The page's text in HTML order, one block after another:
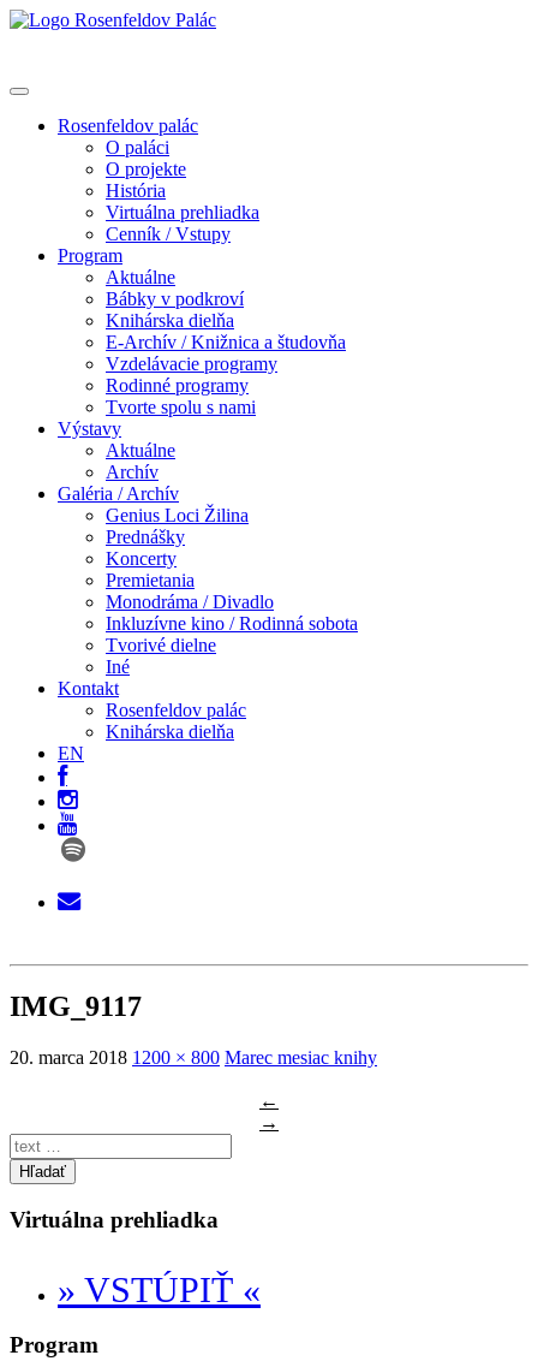
Rosenfeldov palác
O paláci
O projekte
História
Virtuálna prehliadka
Cenník / Vstupy
Program
Aktuálne
Bábky v podkroví
Knihárska dielňa
E-Archív / Knižnica a študovňa
Vzdelávacie programy
Rodinné programy
Tvorte spolu s nami
Výstavy
Aktuálne
Archív
Galéria / Archív
Genius Loci Žilina
Prednášky
Koncerty
Premietania
Monodráma / Divadlo
Inkluzívne kino / Rodinná sobota
Tvorivé dielne
Iné
Kontakt
Rosenfeldov palác
Knihárska dielňa
EN
IMG_9117
20. marca 2018 1200 × 800 Marec mesiac knihy
←
→
Hľadať
Virtuálna prehliadka
» VSTÚPIŤ «
Program